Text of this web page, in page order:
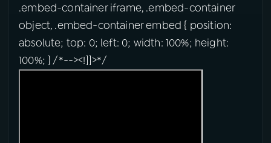
.embed-container iframe, .embed-container
object, .embed-container embed { position:
absolute; top: 0; left: 0; width: 100%; height:
100%; } /*--><!]]>*/